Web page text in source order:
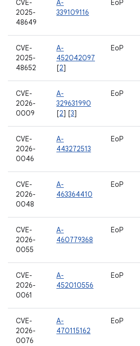
CVE-
2025-
48649
A-
339109116
EoP
CVE-
2025-
48652
A-
452042097
[2]
EoP
CVE-
2026-
0009
A-
329631990
[2] [3]
EoP
CVE-
2026-
0046
A-
443272513
EoP
CVE-
2026-
0048
A-
463364410
EoP
CVE-
2026-
0055
A-
460779368
EoP
CVE-
2026-
0061
A-
452010556
EoP
CVE-
2026-
0076
A-
470115162
EoP